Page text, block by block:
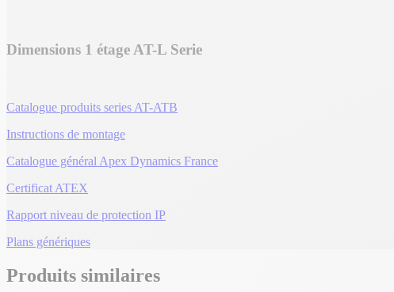
Dimensions 1 étage AT-L Serie
Catalogue produits series AT-ATB
Instructions de montage
Catalogue général Apex Dynamics France
Certificat ATEX
Rapport niveau de protection IP
Plans génériques
Produits similaires